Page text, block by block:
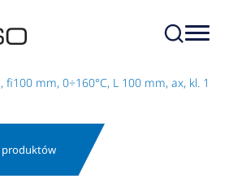
mm, 0÷160°C, L 100 mm, ax, kl. 1
produktów